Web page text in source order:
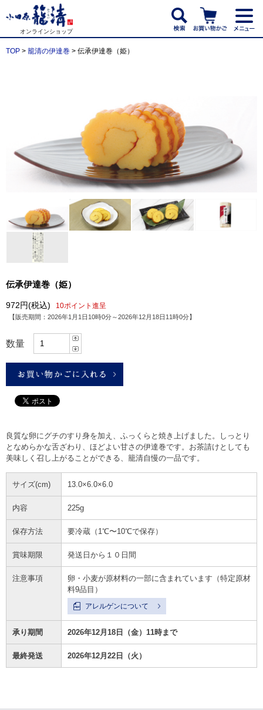
オンラインショップ
TOP > 籠清の伊達巻 > 伝承伊達巻（姫）
伝承伊達巻（姫）
972円(税込) 10ポイント進呈
【販売期間： 2026年1月1日10時0分～2026年12月18日11時0分】
数量
良質な卵にグチのすり身を加え、ふっくらと焼き上げました。しっとり
となめらかな舌ざわり、ほどよい甘さの伊達巻です。お茶請けとしても
美味しく召し上がることができる、籠清自慢の一品です。
サイズ(cm) 13.0×6.0×6.0
内容 225g
保存方法 要冷蔵（1℃〜10℃で保存）
賞味期限 発送日から１０日間
注意事項
卵・小麦が原材料の一部に含まれています（特定原材
料9品目）
アレルゲンについて
承り期間 2026年12月18日（金）11時まで
最終発送 2026年12月22日（火）